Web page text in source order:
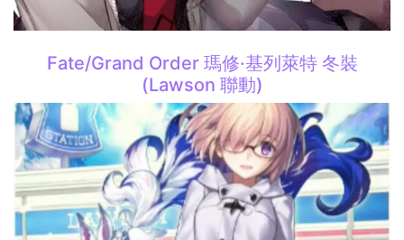
Fate/Grand Order 瑪修·基列萊特 冬裝
(Lawson 聯動)